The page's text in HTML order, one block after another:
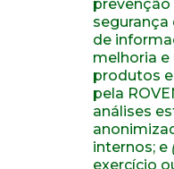
prevenção
segurança
de
melhoria
produtos
pela
análises
internos; e
exercício